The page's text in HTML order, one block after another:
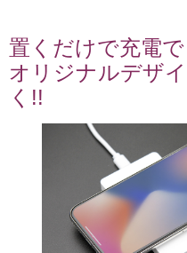
置くだけで充電
オリジナルデザ
く!!